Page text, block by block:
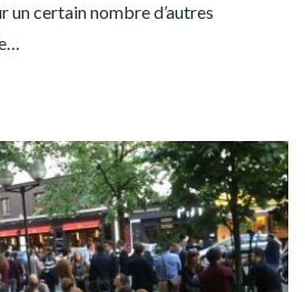
un certain nombre d’autres